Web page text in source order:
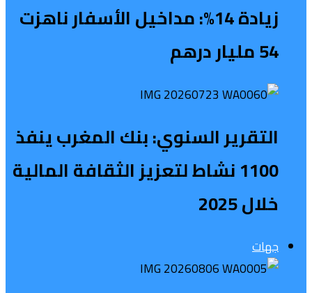
زيادة 14%: مداخيل الأسفار ناهزت
54 مليار درهم
التقرير السنوي: بنك المغرب ينفذ
1100 نشاط لتعزيز الثقافة المالية
خلال 2025
جهات